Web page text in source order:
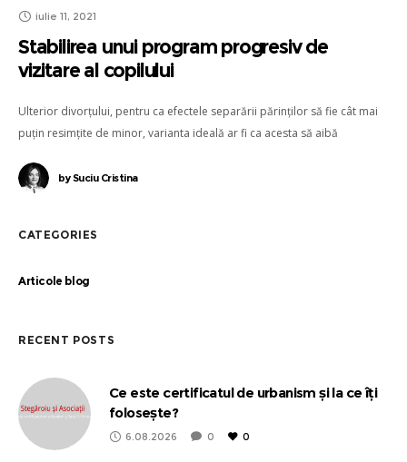
iulie 11, 2021
Stabilirea unui program progresiv de
vizitare al copilului
Ulterior divorțului, pentru ca efectele separării părinților să fie cât mai
puțin resimțite de minor, varianta ideală ar fi ca acesta să aibă
ambilor părinți, respectiv de a petrece timp aproximativ egal, atât cu
mama, cât și cu tatăl.
bySuciu Cristina
CATEGORIES
Articole blog
RECENT POSTS
Ce este certificatul de urbanism și la ce îți
folosește?
6.08.2026 0 0